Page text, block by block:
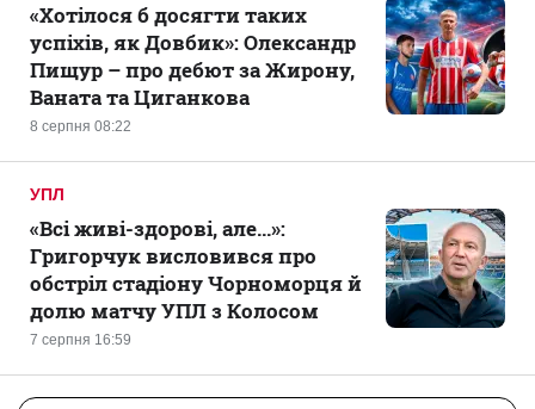
8 серпня 08:22
«Хотілося б досягти таких
успіхів, як Довбик»: Олександр
Пищур – про дебют за Жирону,
Ваната та Циганкова
УПЛ
7 серпня 16:59
«Всі живі-здорові, але...»:
Григорчук висловився про
обстріл стадіону Чорноморця й
долю матчу УПЛ з Колосом